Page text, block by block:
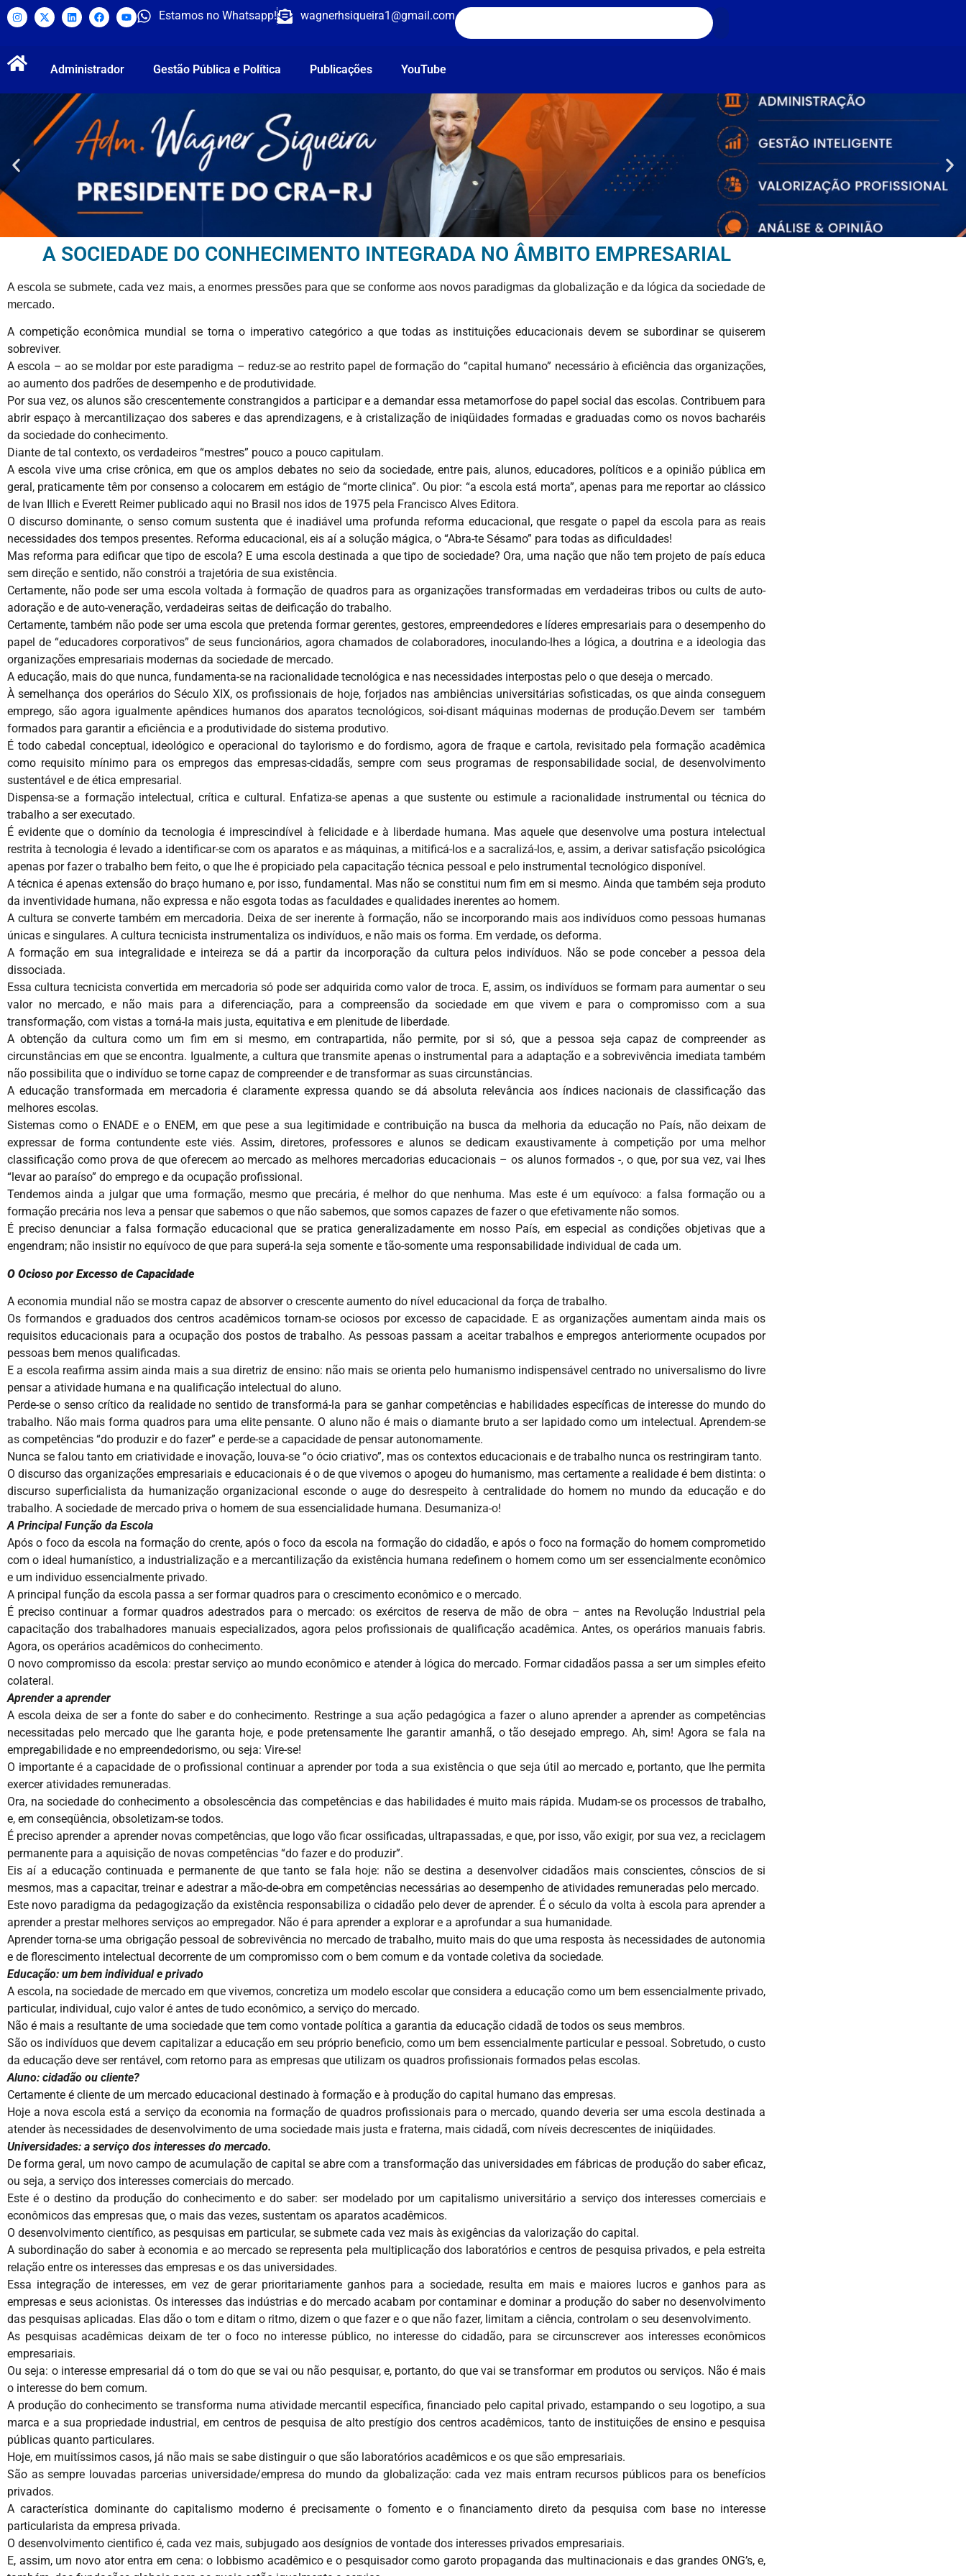
Estamos no Whatsapp! wagnerhsiqueira1@gmail.com
Administrador Gestão Pública e Política Publicações YouTube
A SOCIEDADE DO CONHECIMENTO INTEGRADA NO ÂMBITO EMPRESARIAL
A escola se submete, cada vez mais, a enormes pressões para que se conforme aos novos paradigmas da globalização e da lógica da sociedade de
mercado.
A competição econômica mundial se torna o imperativo categórico a que todas as instituições educacionais devem se subordinar se quiserem
sobreviver.
A escola – ao se moldar por este paradigma – reduz-se ao restrito papel de formação do “capital humano” necessário à eficiência das organizações,
ao aumento dos padrões de desempenho e de produtividade.
Por sua vez, os alunos são crescentemente constrangidos a participar e a demandar essa metamorfose do papel social das escolas. Contribuem para
abrir espaço à mercantilizaçao dos saberes e das aprendizagens, e à cristalização de iniqüidades formadas e graduadas como os novos bacharéis
da sociedade do conhecimento.
Diante de tal contexto, os verdadeiros “mestres” pouco a pouco capitulam.
A escola vive uma crise crônica, em que os amplos debates no seio da sociedade, entre pais, alunos, educadores, políticos e a opinião pública em
geral, praticamente têm por consenso a colocarem em estágio de “morte clinica”. Ou pior: “a escola está morta”, apenas para me reportar ao clássico
de Ivan Illich e Everett Reimer publicado aqui no Brasil nos idos de 1975 pela Francisco Alves Editora.
O discurso dominante, o senso comum sustenta que é inadiável uma profunda reforma educacional, que resgate o papel da escola para as reais
necessidades dos tempos presentes. Reforma educacional, eis aí a solução mágica, o “Abra-te Sésamo” para todas as dificuldades!
Mas reforma para edificar que tipo de escola? E uma escola destinada a que tipo de sociedade? Ora, uma nação que não tem projeto de país educa
sem direção e sentido, não constrói a trajetória de sua existência.
Certamente, não pode ser uma escola voltada à formação de quadros para as organizações transformadas em verdadeiras tribos ou cults de auto-
adoração e de auto-veneração, verdadeiras seitas de deificação do trabalho.
Certamente, também não pode ser uma escola que pretenda formar gerentes, gestores, empreendedores e líderes empresariais para o desempenho do
papel de “educadores corporativos” de seus funcionários, agora chamados de colaboradores, inoculando-lhes a lógica, a doutrina e a ideologia das
organizações empresariais modernas da sociedade de mercado.
A educação, mais do que nunca, fundamenta-se na racionalidade tecnológica e nas necessidades interpostas pelo o que deseja o mercado.
À semelhança dos operários do Século XIX, os profissionais de hoje, forjados nas ambiências universitárias sofisticadas, os que ainda conseguem
emprego, são agora igualmente apêndices humanos dos aparatos tecnológicos, soi-disant máquinas modernas de produção.Devem ser também
formados para garantir a eficiência e a produtividade do sistema produtivo.
É todo cabedal conceptual, ideológico e operacional do taylorismo e do fordismo, agora de fraque e cartola, revisitado pela formação acadêmica
como requisito mínimo para os empregos das empresas-cidadãs, sempre com seus programas de responsabilidade social, de desenvolvimento
sustentável e de ética empresarial.
Dispensa-se a formação intelectual, crítica e cultural. Enfatiza-se apenas a que sustente ou estimule a racionalidade instrumental ou técnica do
trabalho a ser executado.
É evidente que o domínio da tecnologia é imprescindível à felicidade e à liberdade humana. Mas aquele que desenvolve uma postura intelectual
restrita à tecnologia é levado a identificar-se com os aparatos e as máquinas, a mitificá-los e a sacralizá-los, e, assim, a derivar satisfação psicológica
apenas por fazer o trabalho bem feito, o que lhe é propiciado pela capacitação técnica pessoal e pelo instrumental tecnológico disponível.
A técnica é apenas extensão do braço humano e, por isso, fundamental. Mas não se constitui num fim em si mesmo. Ainda que também seja produto
da inventividade humana, não expressa e não esgota todas as faculdades e qualidades inerentes ao homem.
A cultura se converte também em mercadoria. Deixa de ser inerente à formação, não se incorporando mais aos indivíduos como pessoas humanas
únicas e singulares. A cultura tecnicista instrumentaliza os indivíduos, e não mais os forma. Em verdade, os deforma.
A formação em sua integralidade e inteireza se dá a partir da incorporação da cultura pelos indivíduos. Não se pode conceber a pessoa dela
dissociada.
Essa cultura tecnicista convertida em mercadoria só pode ser adquirida como valor de troca. E, assim, os indivíduos se formam para aumentar o seu
valor no mercado, e não mais para a diferenciação, para a compreensão da sociedade em que vivem e para o compromisso com a sua
transformação, com vistas a torná-la mais justa, equitativa e em plenitude de liberdade.
A obtenção da cultura como um fim em si mesmo, em contrapartida, não permite, por si só, que a pessoa seja capaz de compreender as
circunstâncias em que se encontra. Igualmente, a cultura que transmite apenas o instrumental para a adaptação e a sobrevivência imediata também
não possibilita que o indivíduo se torne capaz de compreender e de transformar as suas circunstâncias.
A educação transformada em mercadoria é claramente expressa quando se dá absoluta relevância aos índices nacionais de classificação das
melhores escolas.
Sistemas como o ENADE e o ENEM, em que pese a sua legitimidade e contribuição na busca da melhoria da educação no País, não deixam de
expressar de forma contundente este viés. Assim, diretores, professores e alunos se dedicam exaustivamente à competição por uma melhor
classificação como prova de que oferecem ao mercado as melhores mercadorias educacionais – os alunos formados -, o que, por sua vez, vai lhes
“levar ao paraíso” do emprego e da ocupação profissional.
Tendemos ainda a julgar que uma formação, mesmo que precária, é melhor do que nenhuma. Mas este é um equívoco: a falsa formação ou a
formação precária nos leva a pensar que sabemos o que não sabemos, que somos capazes de fazer o que efetivamente não somos.
É preciso denunciar a falsa formação educacional que se pratica generalizadamente em nosso País, em especial as condições objetivas que a
engendram; não insistir no equívoco de que para superá-la seja somente e tão-somente uma responsabilidade individual de cada um.
O Ocioso por Excesso de Capacidade
A economia mundial não se mostra capaz de absorver o crescente aumento do nível educacional da força de trabalho.
Os formandos e graduados dos centros acadêmicos tornam-se ociosos por excesso de capacidade. E as organizações aumentam ainda mais os
requisitos educacionais para a ocupação dos postos de trabalho. As pessoas passam a aceitar trabalhos e empregos anteriormente ocupados por
pessoas bem menos qualificadas.
E a escola reafirma assim ainda mais a sua diretriz de ensino: não mais se orienta pelo humanismo indispensável centrado no universalismo do livre
pensar a atividade humana e na qualificação intelectual do aluno.
Perde-se o senso crítico da realidade no sentido de transformá-la para se ganhar competências e habilidades específicas de interesse do mundo do
trabalho. Não mais forma quadros para uma elite pensante. O aluno não é mais o diamante bruto a ser lapidado como um intelectual. Aprendem-se
as competências “do produzir e do fazer” e perde-se a capacidade de pensar autonomamente.
Nunca se falou tanto em criatividade e inovação, louva-se “o ócio criativo”, mas os contextos educacionais e de trabalho nunca os restringiram tanto.
O discurso das organizações empresariais e educacionais é o de que vivemos o apogeu do humanismo, mas certamente a realidade é bem distinta: o
discurso superficialista da humanização organizacional esconde o auge do desrespeito à centralidade do homem no mundo da educação e do
trabalho. A sociedade de mercado priva o homem de sua essencialidade humana. Desumaniza-o!
A Principal Função da Escola
Após o foco da escola na formação do crente, após o foco da escola na formação do cidadão, e após o foco na formação do homem comprometido
com o ideal humanístico, a industrialização e a mercantilização da existência humana redefinem o homem como um ser essencialmente econômico
e um individuo essencialmente privado.
A principal função da escola passa a ser formar quadros para o crescimento econômico e o mercado.
É preciso continuar a formar quadros adestrados para o mercado: os exércitos de reserva de mão de obra – antes na Revolução Industrial pela
capacitação dos trabalhadores manuais especializados, agora pelos profissionais de qualificação acadêmica. Antes, os operários manuais fabris.
Agora, os operários acadêmicos do conhecimento.
O novo compromisso da escola: prestar serviço ao mundo econômico e atender à lógica do mercado. Formar cidadãos passa a ser um simples efeito
colateral.
Aprender a aprender
A escola deixa de ser a fonte do saber e do conhecimento. Restringe a sua ação pedagógica a fazer o aluno aprender a aprender as competências
necessitadas pelo mercado que lhe garanta hoje, e pode pretensamente lhe garantir amanhã, o tão desejado emprego. Ah, sim! Agora se fala na
empregabilidade e no empreendedorismo, ou seja: Vire-se!
O importante é a capacidade de o profissional continuar a aprender por toda a sua existência o que seja útil ao mercado e, portanto, que lhe permita
exercer atividades remuneradas.
Ora, na sociedade do conhecimento a obsolescência das competências e das habilidades é muito mais rápida. Mudam-se os processos de trabalho,
e, em conseqüência, obsoletizam-se todos.
É preciso aprender a aprender novas competências, que logo vão ficar ossificadas, ultrapassadas, e que, por isso, vão exigir, por sua vez, a reciclagem
permanente para a aquisição de novas competências “do fazer e do produzir”.
Eis aí a educação continuada e permanente de que tanto se fala hoje: não se destina a desenvolver cidadãos mais conscientes, cônscios de si
mesmos, mas a capacitar, treinar e adestrar a mão-de-obra em competências necessárias ao desempenho de atividades remuneradas pelo mercado.
Este novo paradigma da pedagogização da existência responsabiliza o cidadão pelo dever de aprender. É o século da volta à escola para aprender a
aprender a prestar melhores serviços ao empregador. Não é para aprender a explorar e a aprofundar a sua humanidade.
Aprender torna-se uma obrigação pessoal de sobrevivência no mercado de trabalho, muito mais do que uma resposta às necessidades de autonomia
e de florescimento intelectual decorrente de um compromisso com o bem comum e da vontade coletiva da sociedade.
Educação: um bem individual e privado
A escola, na sociedade de mercado em que vivemos, concretiza um modelo escolar que considera a educação como um bem essencialmente privado,
particular, individual, cujo valor é antes de tudo econômico, a serviço do mercado.
Não é mais a resultante de uma sociedade que tem como vontade política a garantia da educação cidadã de todos os seus membros.
São os indivíduos que devem capitalizar a educação em seu próprio beneficio, como um bem essencialmente particular e pessoal. Sobretudo, o custo
da educação deve ser rentável, com retorno para as empresas que utilizam os quadros profissionais formados pelas escolas.
Aluno: cidadão ou cliente?
Certamente é cliente de um mercado educacional destinado à formação e à produção do capital humano das empresas.
Hoje a nova escola está a serviço da economia na formação de quadros profissionais para o mercado, quando deveria ser uma escola destinada a
atender às necessidades de desenvolvimento de uma sociedade mais justa e fraterna, mais cidadã, com níveis decrescentes de iniqüidades.
Universidades: a serviço dos interesses do mercado.
De forma geral, um novo campo de acumulação de capital se abre com a transformação das universidades em fábricas de produção do saber eficaz,
ou seja, a serviço dos interesses comerciais do mercado.
Este é o destino da produção do conhecimento e do saber: ser modelado por um capitalismo universitário a serviço dos interesses comerciais e
econômicos das empresas que, o mais das vezes, sustentam os aparatos acadêmicos.
O desenvolvimento científico, as pesquisas em particular, se submete cada vez mais às exigências da valorização do capital.
A subordinação do saber à economia e ao mercado se representa pela multiplicação dos laboratórios e centros de pesquisa privados, e pela estreita
relação entre os interesses das empresas e os das universidades.
Essa integração de interesses, em vez de gerar prioritariamente ganhos para a sociedade, resulta em mais e maiores lucros e ganhos para as
empresas e seus acionistas. Os interesses das indústrias e do mercado acabam por contaminar e dominar a produção do saber no desenvolvimento
das pesquisas aplicadas. Elas dão o tom e ditam o ritmo, dizem o que fazer e o que não fazer, limitam a ciência, controlam o seu desenvolvimento.
As pesquisas acadêmicas deixam de ter o foco no interesse público, no interesse do cidadão, para se circunscrever aos interesses econômicos
empresariais.
Ou seja: o interesse empresarial dá o tom do que se vai ou não pesquisar, e, portanto, do que vai se transformar em produtos ou serviços. Não é mais
o interesse do bem comum.
A produção do conhecimento se transforma numa atividade mercantil específica, financiado pelo capital privado, estampando o seu logotipo, a sua
marca e a sua propriedade industrial, em centros de pesquisa de alto prestígio dos centros acadêmicos, tanto de instituições de ensino e pesquisa
públicas quanto particulares.
Hoje, em muitíssimos casos, já não mais se sabe distinguir o que são laboratórios acadêmicos e os que são empresariais.
São as sempre louvadas parcerias universidade/empresa do mundo da globalização: cada vez mais entram recursos públicos para os benefícios
privados.
A característica dominante do capitalismo moderno é precisamente o fomento e o financiamento direto da pesquisa com base no interesse
particularista da empresa privada.
O desenvolvimento cientifico é, cada vez mais, subjugado aos desígnios de vontade dos interesses privados empresariais.
E, assim, um novo ator entra em cena: o lobbismo acadêmico e o pesquisador como garoto propaganda das multinacionais e das grandes ONG’s, e,